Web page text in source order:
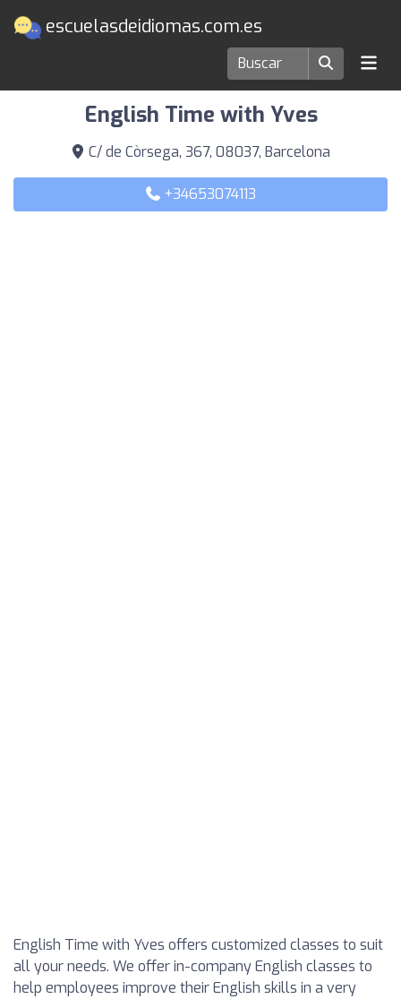
escuelasdeidiomas.com.es
Escuelas de idiomas en Barcelona
English Time with Yves
C/ de Còrsega, 367, 08037, Barcelona
+34653074113
English Time with Yves offers customized classes to suit
all your needs. We offer in-company English classes to
help employees improve their English skills in a very